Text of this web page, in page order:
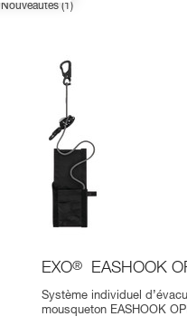
Nouveautés (1)
EXO® EASHOOK
Système individuel
mousqueton EASHOOK